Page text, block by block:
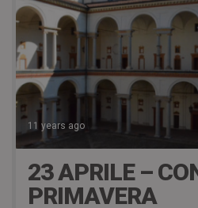
11 years ago
23 APRILE –
PRIMAVERA